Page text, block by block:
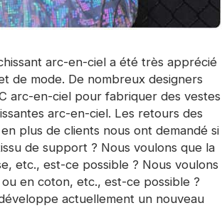
arc-en-ciel a été très apprécié
de mode. De nombreux designers
arc-en-ciel pour fabriquer des vestes
arc-en-ciel. Les retours des
plus de clients nous ont demandé si
de support ? Nous voulons que la
etc., est-ce possible ? Nous voulons
en coton, etc., est-ce possible ?
actuellement un nouveau